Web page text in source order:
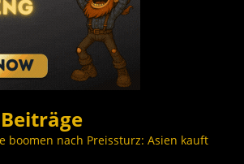
boomen nach Preissturz: Asien kauft